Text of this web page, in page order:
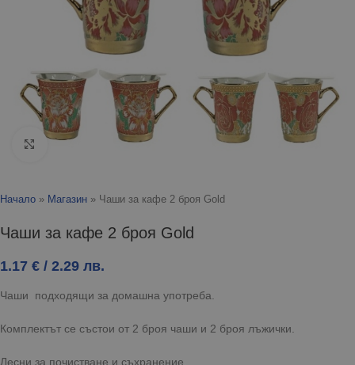
Click to enlarge
Начало » Магазин » Чаши за кафе 2 броя Gold
Чаши за кафе 2 броя Gold
1.17 € / 2.29 лв.
Чаши подходящи за домашна употреба.
Комплектът се състои от 2 броя чаши и 2 броя лъжички.
Лесни за почистване и съхранение.